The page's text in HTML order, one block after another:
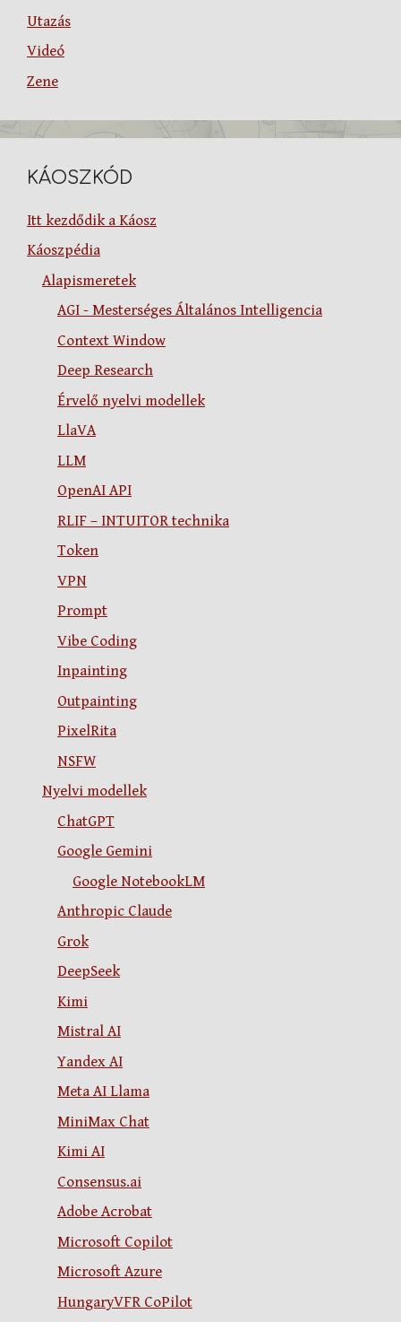
Utazás
Videó
Zene
KÁOSZKÓD
Itt kezdődik a Káosz
Káoszpédia
Alapismeretek
AGI - Mesterséges Általános Intelligencia
Context Window
Deep Research
Érvelő nyelvi modellek
LlaVA
LLM
OpenAI API
RLIF – INTUITOR technika
Token
VPN
Prompt
Vibe Coding
Inpainting
Outpainting
PixelRita
NSFW
Nyelvi modellek
ChatGPT
Google Gemini
Google NotebookLM
Anthropic Claude
Grok
DeepSeek
Kimi
Mistral AI
Yandex AI
Meta AI Llama
MiniMax Chat
Kimi AI
Consensus.ai
Adobe Acrobat
Microsoft Copilot
Microsoft Azure
HungaryVFR CoPilot